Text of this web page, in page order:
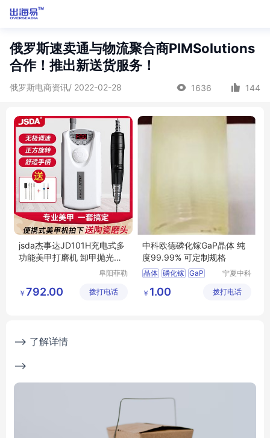
俄罗斯速卖通与物流聚合商PIMSolutions
合作！推出新送货服务！
俄罗斯电商资讯/ 2022-02-28 1636 144
jsda杰事达JD101H充电式多
功能美甲打磨机 卸甲抛光美
阜阳菲勒
公司
￥ 792.00 拨打电话
中科欧德磷化镓GaP晶体 纯
度99.99% 可定制规格
晶体 磷化镓 GaP
宁夏中科
有限公司
￥ 1.00 拨打电话
--> 了解详情
-->